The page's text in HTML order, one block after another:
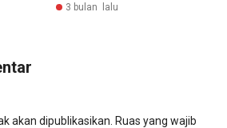
3 bulan lalu
akan dipublikasikan. Ruas yang wajib